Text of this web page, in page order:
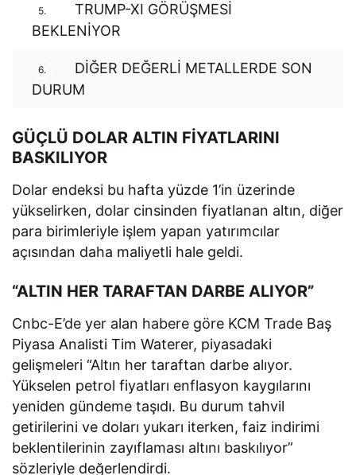
5.
TRUMP-XI GÖRÜŞMESİ
BEKLENİYOR
6.
DİĞER DEĞERLİ METALLERDE SON
DURUM
GÜÇLÜ DOLAR ALTIN FİYATLARINI
BASKILIYOR
Dolar endeksi bu hafta yüzde 1’in üzerinde
yükselirken, dolar cinsinden fiyatlanan altın, diğer
para birimleriyle işlem yapan yatırımcılar
açısından daha maliyetli hale geldi.
“ALTIN HER TARAFTAN DARBE ALIYOR”
Cnbc-E’de yer alan habere göre KCM Trade Baş
Piyasa Analisti Tim Waterer, piyasadaki
gelişmeleri “Altın her taraftan darbe alıyor.
Yükselen petrol fiyatları enflasyon kaygılarını
yeniden gündeme taşıdı. Bu durum tahvil
getirilerini ve doları yukarı iterken, faiz indirimi
beklentilerinin zayıflaması altını baskılıyor”
sözleriyle değerlendirdi.